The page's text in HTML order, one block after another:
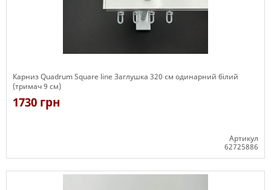
Карниз Quadrum Square line Заглушка 320 см одинарний білий
(тримач 9 см)
1730 грн
Артикул
62725886